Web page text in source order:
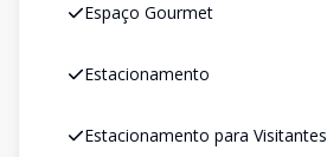
Espaço Gourmet
Estacionamento
Estacionamento para Visitantes